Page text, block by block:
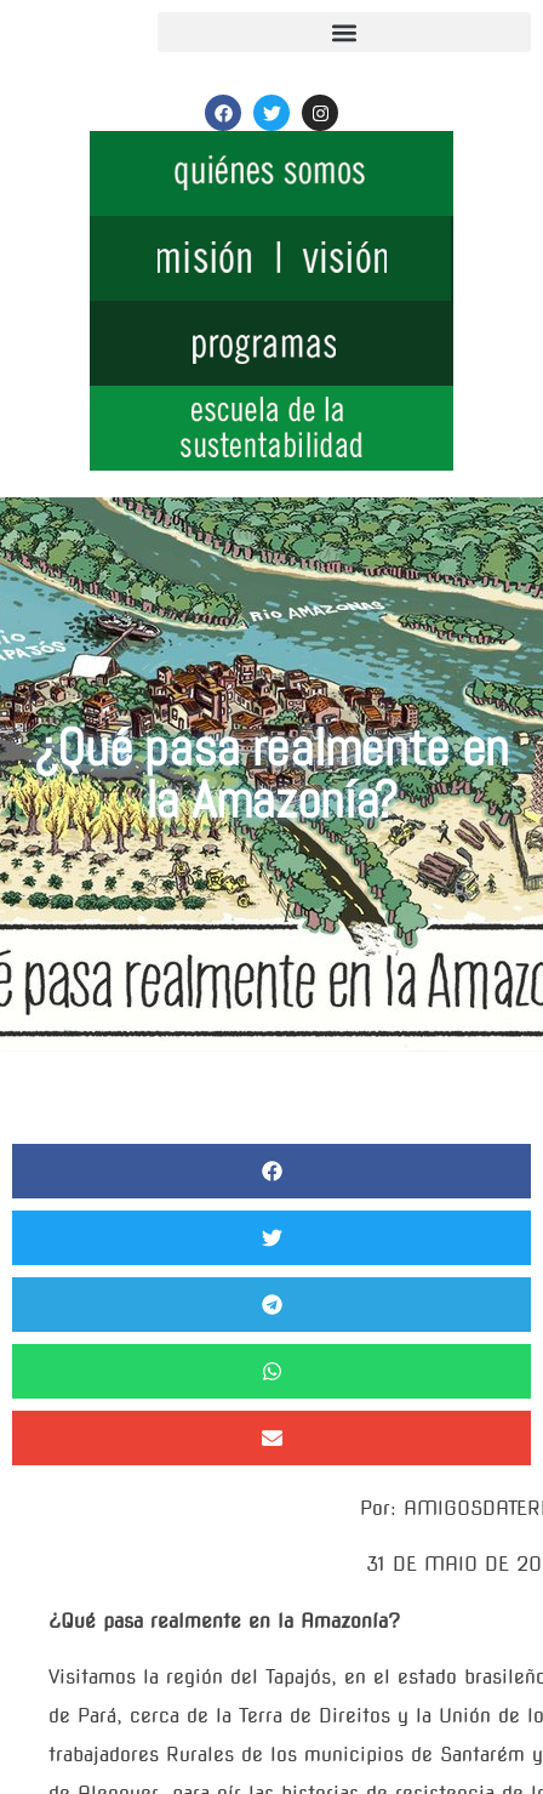
¿Qué pasa realmente en
la Amazonía?
Por:
31 DE MAIO DE
¿Qué pasa realmente en la Amazonía?
Visitamos la región del Tapajós, en el estado
de Pará, cerca de la Terra de Direitos y la Unión de
trabajadores Rurales de los municipios de Santarém y